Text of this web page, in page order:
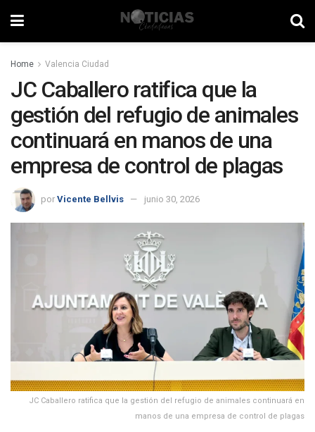
Home Valencia Ciudad
JC Caballero ratifica que la
gestión del refugio de animales
continuará en manos de una
empresa de control de plagas
por Vicente Bellvis junio 30, 2026
JC Caballero ratifica que la gestión del refugio de animales continuará en
manos de una empresa de control de plagas